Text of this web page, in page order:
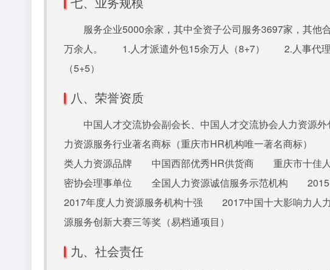
服务企业5000余家，其中全资子公司服务3697家，其他
万余人。 1.人才派遣外包15余万人（8+7） 2.人事代
（5+5）
八、荣誉资质
中国人才交流协会副会长、中国人才交流协会人力资
力资源服务行业著名商标（重庆市HR机构唯一著名商标
类人力资源品牌 中国西部优秀HR供货商 重庆市十佳
密协会理事单位 全国人力资源诚信服务示范机构
2017年度人力资源服务机构十强 2017中国十大影响力
源服务创新大赛三等奖（易档通项目）
九、社会责任